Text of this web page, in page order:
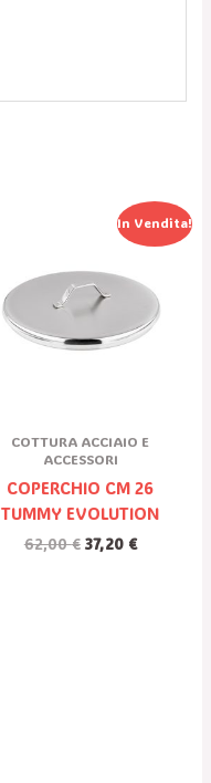
In Vendita!
COTTURA ACCIAIO E
ACCESSORI
COPERCHIO CM 26
TUMMY EVOLUTION
62,00€
Prezzo
Era:
62,00 €.
37,20 €
Il
Prezzo
37,20 €.